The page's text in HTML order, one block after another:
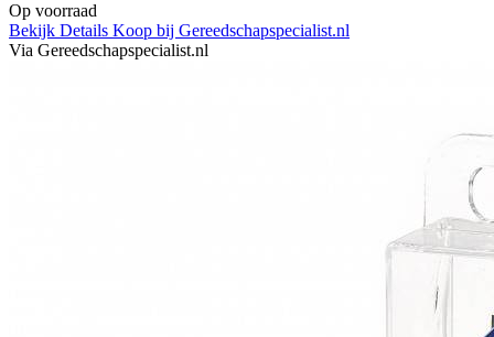
Op voorraad
Bekijk Details Koop bij Gereedschapspecialist.nl
Via Gereedschapspecialist.nl